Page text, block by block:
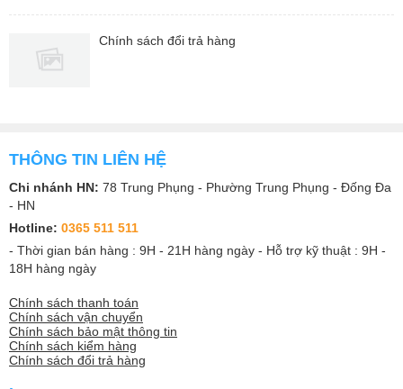
Chính sách đổi trả hàng
THÔNG TIN LIÊN HỆ
Chi nhánh HN: 78 Trung Phụng - Phường Trung Phụng - Đống Đa
- HN
Hotline: 0365 511 511
- Thời gian bán hàng : 9H - 21H hàng ngày - Hỗ trợ kỹ thuật : 9H -
18H hàng ngày
Chính sách thanh toán
Chính sách vận chuyển
Chính sách bảo mật thông tin
Chính sách kiểm hàng
Chính sách đổi trả hàng